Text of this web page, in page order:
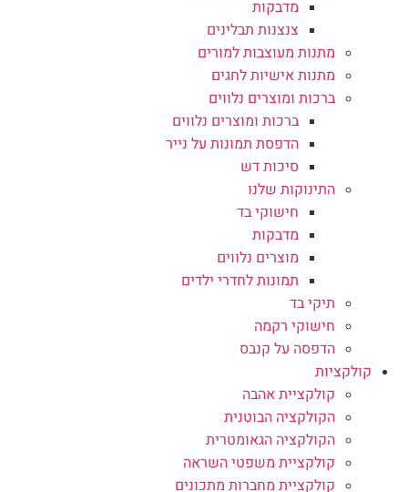
מדבקות
צנצנות תבלינים
מתנות מעוצבות למורים
מתנות אישיות לחגים
ברכות ומוצרים נלווים
ברכות ומוצרים נלווים
הדפסת תמונות על נייר
סיכות דש
התינוקות שלנו
חישוקי בד
מדבקות
מוצרים נלווים
תמונות לחדרי ילדים
תיקי בד
חישוקי רקמה
הדפסה על קנבס
קולקציות
קולקציית אהבה
הקולקציה הבוטנית
הקולקציה הגאומטרית
קולקציית משפטי השראה
קולקציית מחברות מתכונים